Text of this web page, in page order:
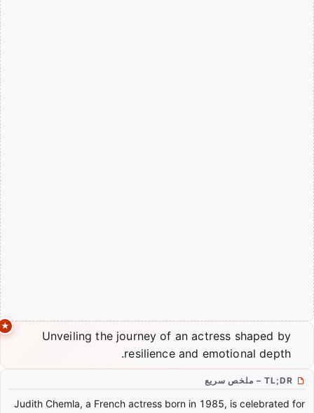
Unveiling the journey of an actress shaped by
resilience and emotional depth.
TL;DR – ملخص سريع
Judith Chemla, a French actress born in 1985, is celebrated for